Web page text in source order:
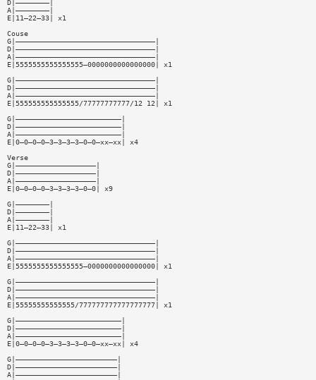
D|————————|
A|————————|
E|11—22—33| x1
Couse
G|—————————————————————————————————|
D|—————————————————————————————————|
A|—————————————————————————————————|
E|5555555555555555—0000000000000000| x1
G|—————————————————————————————————|
D|—————————————————————————————————|
A|—————————————————————————————————|
E|555555555555555/77777777777/12 12| x1
G|—————————————————————————|
D|—————————————————————————|
A|—————————————————————————|
E|0—0—0—0—3—3—3—3—0—0—xx—xx| x4
Verse
G|———————————————————|
D|———————————————————|
A|———————————————————|
E|0—0—0—0—3—3—3—3—0—0| x9
G|————————|
D|————————|
A|————————|
E|11—22—33| x1
G|—————————————————————————————————|
D|—————————————————————————————————|
A|—————————————————————————————————|
E|5555555555555555—0000000000000000| x1
G|—————————————————————————————————|
D|—————————————————————————————————|
A|—————————————————————————————————|
E|55555555555555/777777777777777777| x1
G|—————————————————————————|
D|—————————————————————————|
A|—————————————————————————|
E|0—0—0—0—3—3—3—3—0—0—xx—xx| x4
G|————————————————————————|
D|————————————————————————|
A|————————————————————————|